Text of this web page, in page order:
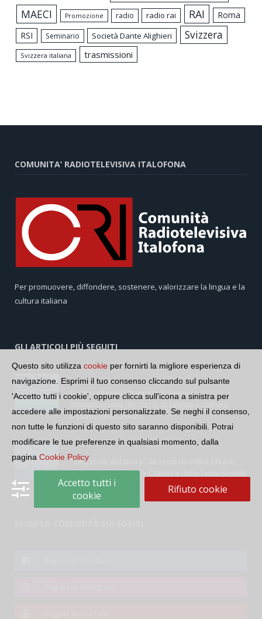
MAECI Promozione radio radio rai RAI
Roma
RSI
Seminario Società Dante Alighieri Svizzera
Svizzera italiana trasmissioni
COMUNITA’ RADIOTELEVISIVA ITALOFONA
Per promuovere, diffondere, sostenere, valorizzare la lingua e la
cultura italiana
GLI ARTICOLI PIÙ SEGUITI
Università per Stranieri di Siena –
Inaugurazione dei Corsi di Lingua e Cultura
Italiana, 109a annata
“Le parole del mare”: la serie di video ideata
dall’Accademia della Crusca e dalla Lega Navale
italiana
Questo sito utilizza cookie per fornirti la migliore esperienza di
navigazione. Esprimi il tuo consenso cliccando sul pulsante
'Accetto tutti i cookie', oppure clicca sull'icona a sinistra per
accedere alle impostazioni personalizzate. Se neghi il consenso,
non tutte le funzioni di questo sito saranno disponibili. Potrai
modificare le tue preferenze in qualsiasi momento, dalla
pagina Cookie Policy
Accetto tutti i
cookie
Rifiuto cookie